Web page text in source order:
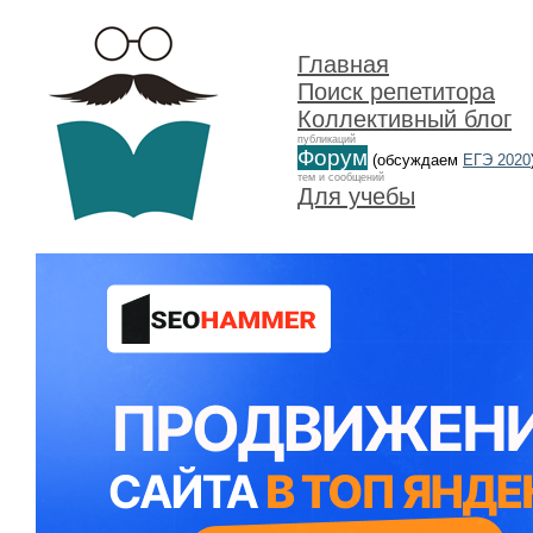
Главная
Поиск репетитора
Коллективный блог
публикаций
Форум (обсуждаем ЕГЭ 2020
тем и сообщений
Для учебы